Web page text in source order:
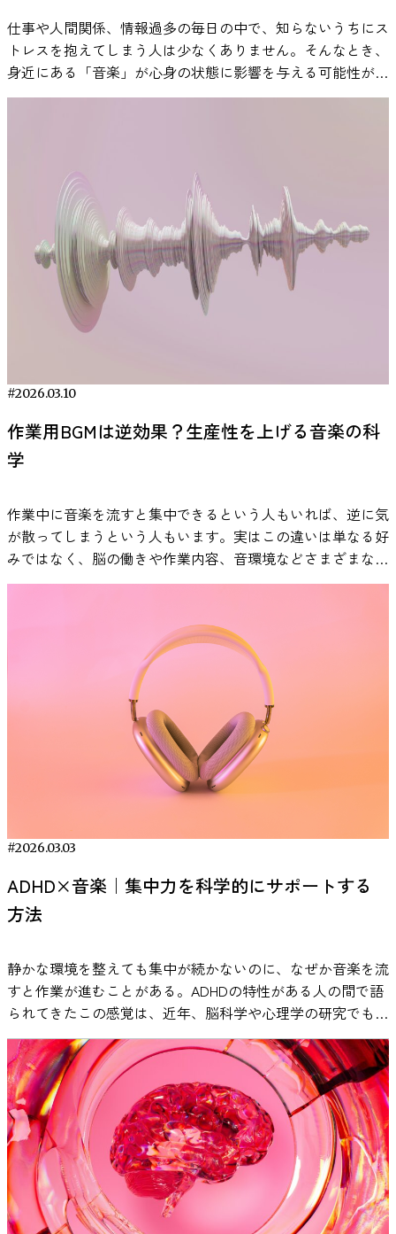
Lonsdale, A. J., & North, A. C. (2011). Why do we listen to
music? A uses and gratifications analysis. British Journal of
Psychology, 102(1), 108–134.
https://pubmed.ncbi.nlm.nih.gov/21241288/ 通勤・通学中に
が、気分の調整や心理状態の安定と関係する可能性が指摘さ
れています。 都市生活の移動環境では、混雑や騒音などに
よって心理的負担が生じる場合があります。こうした状況で
音楽を聴くことは、周囲の環境音から注意をそらし、自分の
内面的な感情に集中する手段として利用されることがありま
す。実際、日常的な音楽利用を調査した研究では、移動中の
音楽視聴が気分の改善や感情調整の目的で使用されるケース
利用されることがあります。認知心理学や音楽心理学の研究
中感に関係する可能性が調べられています。 たとえば、作
業中の音環境を調査した研究では、音楽が完全な無音状態と
立ちにくくなる場合があり、その結果として作業環境の快適
性が変化する可能性があります。 ただし、音楽が集中に与
える影響は、作業内容や個人差によって異なることも報告さ
れています。特に言語を扱う作業では歌詞のある音楽が注意
ル音楽などが用いられることもあります。 こちらの記事も
音楽の関係についても研究が進められています。睡眠研究の
分野では、就寝前に音楽を聴く習慣が睡眠前の心理状態に関
連する可能性が報告されています。 いくつかの研究では、
就寝前に落ち着いた音楽を聴くことによって、主観的な睡眠
の質や入眠までの時間に変化が見られる場合があることが示
へ移行し、就寝前の精神的緊張が和らぐ可能性があると考え
られています。 実験研究では、数週間にわたり就寝前に音
楽を聴く習慣を取り入れた参加者の睡眠評価が変化した例も
報告されています。こうした結果から、音楽は睡眠前のリラ
ックス習慣の一つとして研究されています。 参考：Harmat,
quality in students with sleep complaints. Journal of Advanced
Nursing, 62(3), 327–
335.https://pubmed.ncbi.nlm.nih.gov/18426457/ 瞑想や呼吸
リラクゼーション技法と組み合わせて利用されることもあり
ます。瞑想研究では、呼吸や注意の集中を促す補助的な刺激
として音楽が使われる場合があります。 リラクゼーション
法の研究では、呼吸のリズムや身体の感覚に注意を向けるこ
とで心理的緊張が変化する可能性が報告されています。音楽
はこうした実践の中で、一定のリズムや静かな音環境を提供
する要素として用いられることがあります。 特にガイド付
き瞑想やリラクゼーションプログラムでは、背景音として穏
やかな音楽や環境音が使用されることがあり、注意の集中や
やすくなると感じるのは、環境と行動が関連づけられるため
と説明されることがあります。 音環境も同様に、特定の音
を聞くと作業モードに入りやすくなると感じる人がいます。
これは、音そのものの効果というよりも、「その音を聞くと
始のきっかけとして機能する可能性があります。 こちらの
記事もチェック：ビールを好きになる脳の仕組みとは？ 自
分に合った作業用BGMを見つける方法 ここまで見てきたよ
うに、作業用BGMの効果は「どの音楽が一番良いか」とい
う単純な問題ではありません。研究でも示されている通り、
音環境が与える影響は作業内容や個人の特性、さらには音の
聞こえ方によって変わる可能性があります。 そのため、自
になります。 音質によって集中しやすさが変わることがあ
験に影響します。音質とは、音の解像度や広がり、細かな音
の再現性などを含む概念です。 圧縮率の高い音源では細か
す。こうした違いは必ずしも作業効率を直接左右するもので
はありませんが、長時間音を聞き続ける作業環境では、聞き
疲れの感じ方などに影響する可能性があります。 そのた
め、作業用BGMを習慣的に利用する場合は、音源や再生環
業用BGMを選ぶ際、多くの場合はプレイリストやジャンル
を基準に選ばれます。しかし近年では、音楽の効果を主観で
はなく生体データをもとに検証するアプローチも登場してい
VIE Tunesは、音楽を聴いたときの脳の状態を測定し、その
変化を分析することで効果が確認された楽曲のみを「ニュー
ロミュージック」として配信している音楽サービスです。
2023年に海外の学術誌 Frontiers に論文が採択されています
（Chang et al., 2023）。この研究では、脳波データを用いて
音楽による脳状態の変化を分析する試みが報告されていま
す。 サービスの利用方法もシンプルで、ユーザーは
「SLEEP」「FOCUS」「CHILL」「ZONE」など、目的とす
される仕組みになっています。 作業用BGMを探す際には、
ジャンルやプレイリストだけでなく、こうした脳の状態に着
目した音楽サービスを選択肢として検討する方法もありま
業環境を見つけやすくなる可能性があります。 VIE Tunesは
現在、アプリからの無料体験が可能です。 ・iOS ・Android
まとめ｜作業用BGMの効果を正しく使えば、生産性は確実
に変わる 作業用BGMは、単に「集中できる音楽」を探すだ
けのものではありません。研究を見ても、音楽そのものが直
接的に生産性を高めると断定できるわけではなく、作業内容
や個人特性、音環境との関係によって影響の出方が変わるこ
とが示されています。 重要なのは、「どの音楽が一番良い
か」ではなく、どのような作業をしているのか、どの程度の
分が本当に欲しいご褒美をリストアップしてみてはいかがで
しょうか。その小さな選択が、脳をフル回転させる推進力に
なるかもしれません。 今回紹介した論文
Dewaele, J.,
af=R#d1e157
秘密は「情熱の質」だった トルコの研究チームは、防衛産
業に従事する401名の社会人を対象に調査を行い、職場で上
司や同僚から妨害・嫌がらせ（ソーシャル・アンダーマイニ
ング）を受けた経験と、各人の仕事への情熱タイプ、そして
「この職場を辞めたいと思う気持ち」（退職意向）との関係
まず大前提として、上司からであれ同僚からであれ、職場で
妨害行為を受けると退職したい気持ちは有意に高まることが
確認されました。これは従来の研究結果とも一致する部分で
すが、特に上司からの嫌がらせは退職意向との結びつきが強
く、部下に対する上司の態度が社員の会社への留まり方針を
大きく左右することが示されました。 一方、同僚からの嫌
がらせも社員同士の関係悪化を通じて着実に「職場に居たく
ない」という思いを高める結果が出ています。 情熱タイプ
って大きく変わった点です。調和型パッションを持つ人は、
くほど弱まり、「辞めたい」と感じにくくなることがわかり
ました。 統計的にも、調和型パッションの高いグループで
縮小しており、情熱がストレスに対する防波堤のように働い
ているのが確認されています。 理不尽な場面に直面して
も、「それでもこの仕事が好きだ」「自分にとって意味のあ
る仕事だから続けたい」という内側からの動機づけが、気持
く逆の傾向が見られました。ネガティブな行動を受けると、
その影響が増幅し、「もう続けられない」と感じやすくなる
のです。統計的にも、強迫型パッションの高いグループで
は、妨害と退職意向の結びつきがさらに強まり、情熱が低い
人よりも急激に「辞めたい気持ち」が高まることが確認され
いう思いに支えられているからこそ、妨害を受けたときに怒
りや失望が大きくなり、強い逃避反応につながってしまうの
が増えてしまうという、どこか皮肉な結果が浮かび上がって
います。 脳と心理から見る「情熱」の不思議な効能 では、
なぜ情熱のタイプによってストレスへの強さが変わるのでし
ょうか。その理由は、心理学の理論である自己決定理論によ
って説明できるかもしれません。この理論では、人が健やか
う感覚や、仕事をうまくやれているという手応え、周囲との
つながりを感じられることなど、いくつかの基本的欲求が満
たされていることが重要だとされています。 調和型パッシ
ョンは、こうした欲求が自然に満たされている状態で生まれ
る情熱です。だからこそ、仕事で壁にぶつかっても心の土台
がしっかりしており、ストレスによって大きく揺さぶられに
くい特徴があります。 一方で、義務感やプレッシャーに突
き動かされる強迫型パッションでは、これらの欲求が十分に
満たされていないことが多く、ちょっとした不安やネガティ
ブな出来事に敏感に反応してしまいやすいのです。 脳科学
が示す調和型 vs 強迫型の違い 脳科学的な観点でみると、調
和型パッションは、心理的な満足感（報酬）を高め、結果と
的発見を超え、社会の未来に直結する大きな示唆を与えてい
るといえるでしょう。 今回紹介した論文
André Hajek,
Snorri Bjorn Rafnsson, Razak M. Gyasi, Hans-Helmut König
Wealth, income and dementia in Germany: longitudinal findings
025-24239-1
と思った瞬間から『5・4・3・2・1』とカウントダウンし、
ゼロになったらすぐに動くことで、不安や迷いの感情が膨ら
む前に、最初の小さな一歩を踏み出すことができます。 こ
れは、理性（前頭前皮質）が感情（扁桃体）のブレーキに負
「処理が難しい情報」として認識されやすく、認知的負荷
（cognitive load）が増すことで、行動を起こす意欲が低下し
ます。これは、タスクが曖昧であるほど「どこから手をつけ
てよいかわからない」と感じ、脳の前帯状皮質（ぜんたいじ
ょうひしつ）がエラー検出反応を強めてしまうためです。
このような状況を回避するには、タスクを具体的で小さなス
テップに分解する「タスクの細分化」が有効です。たとえば
「レポートを書く」という大まかな目標を、「テーマを決め
ルを大幅に下げることができます。 さらに、小さな目標を1
が加わり、ドーパミンが分泌されるとされています。これに
より達成感や満足感が得られ、次の行動へのやる気が自然と
｜感覚刺激で脳を活性化させる 音楽や香りといった「感覚
刺激」は、やる気や集中力に対して即効性のあるアプローチ
として知られています。これらは、脳の覚醒レベルや感情調
整機能に直接働きかけるため、短時間で気分を切り替える手
に示されています。Salimpoor et al. (2011)の研究では、音楽
を聴いている際に2段階でドーパミンが放出されることが明
らかになりました。 まず、好きな曲の盛り上がりを『予
測』している段階でドーパミンが分泌され、ワクワクした気
持ちが生まれます。そして、実際にその曲のクライマックス
に差し掛かり、強い快感を感じた際に、さらにもう一度ドー
パミンが放出されます。 この『期待』と『実際の快感』と
いう2段階の報酬が、音楽を聴くことの喜びにつながってい
じて、脳の大脳辺縁系（特に扁桃体や海馬）に直接信号を送
憶、ストレス反応を司る領域と強く結びついているため、精
神的なリフレッシュや集中力向上に効果を発揮します。 参
考：Salimpoor, V. N., Benovoy, M., Larcher, K., Dagher, A., &
during anticipation and experience of peak emotion to music.
Nature Neuroscience, 14(2), 257–262.
https://doi.org/10.1038/nn.2726 できたことリスト｜自己肯
定感を回復させる習慣 「やる気が出ない」と感じるとき、
多くの人は無意識に自分を責めたり、「自分はダメだ」と否
定的な思考に陥りがちです。このような思考パターンは、自
己効力感（自分にはできるという感覚）を下げ、さらなる無
気力状態を招くリスクがあります。 そのようなときに有効
なのが、「できたことリスト（Done List）」を記録する習
慣です。これは、1日の終わりに「自分が実際にやったこ
と」を箇条書きで書き出すだけのシンプルな方法ですが、心
理学的にはポジティブな自己認知を強化する認知行動療法的
仕事や人間関係、情報過多の毎日の中で、知らないうちにス
トレスを抱えてしまう人は少なくありません。そんなとき、
身近にある「音楽」が心身の状態に影響を与える可能性があ
ることが、近年の研究で報告されています。 音楽は特別な
や、日常で取り入れやすい活用方法について紹介します。
研究で明らかになった音楽によるストレス軽減効果 音楽が
ストレスに影響を与える可能性については、心理学や医学の
分野で数多くの研究が行われてきました。近年の研究では、
音楽を聴くことが心理的なリラックス感だけでなく、ストレ
スに関わる生理反応にも関係する可能性があることが報告さ
れています。 人間がストレスを感じたとき、体内では自律
神経系と内分泌系が連動して反応します。特に重要な役割を
軸」と呼ばれるストレス反応システムです。この仕組みによ
ってコルチゾールなどのストレス関連ホルモンが分泌され、
心拍数の上昇や緊張などの反応が引き起こされます。 音楽
は、このようなストレス反応に関係する心理生物学的システ
ムに影響を与える可能性がある刺激として研究されていま
の回復過程に違いが見られることが報告されており、音楽が
ストレス管理の補助的な手段として注目されています。 参
考：Thoma, M. V., La Marca, R., Brönnimann, R., Finkel, L.,
Ehlert, U., & Nater, U. M. (2013). The effect of music on the
e70156.https://www.ncbi.nlm.nih.gov/pmc/articles/
音楽が人間のストレス反応に与える影響を調べた研究 音楽
とストレス反応の関係を検証した研究として、2013年に発表
された「The effect of music on the human stress
response」という論文があります。この研究では、健康な
成人女性60名を対象に、音楽がストレス反応にどのような影
響を与えるかが実験的に調査されました。 研究では、参加
者に心理的ストレスを誘発する実験として知られる「Trier
Social Stress Test（TSST）」が実施されました。このテス
ストレスを生じさせる実験手法として広く用いられていま
割り当てられました。一つはリラックスできる音楽を聴く条
件、もう一つは水の流れる音といった自然音を聴く条件、そ
究者はストレス反応を評価するために、唾液中のコルチゾー
ルや唾液αアミラーゼといった生理指標、さらに心拍数や主
観的なストレス評価などを測定しました。 その結果、音楽
を聴いたグループでは、ストレス課題の後に自律神経系の反
応が回復する過程に特徴的な違いが見られました。特に唾液
αアミラーゼの値については、音楽を聴いた参加者のほうが
比較的早く基準値へ戻る傾向が確認されました。研究者はこ
の結果から、音楽の聴取が人間の心理生物学的ストレスシス
テムに影響を与える可能性があると結論づけています。 ス
トレスについては、こちらの記事でも詳しく説明していま
す。 ・私たちはなぜ緊張するのか？：緊張のメカニズムと
コントロール方法 医療分野で音楽療法が活用されている理
由 音楽は娯楽としてだけでなく、医療分野でも補助的な介
#2026.03.10
作業用BGMは逆効果？生産性を上げる音楽の科
学
作業中に音楽を流すと集中できるという人もいれば、逆に気
が散ってしまうという人もいます。実はこの違いは単なる好
みではなく、脳の働きや作業内容、音環境などさまざまな要
因と関係している可能性があります。 本記事では、研究論
法を科学的な視点から解説します。 作業用BGMの効果は本
当にある？科学研究からわかっている事実 「作業用BGMに
は本当に効果があるのか？」という疑問は、多くの人が一度
は抱いたことがあるのではないでしょうか。結論から言え
ば、作業用BGMの効果は“条件付きで確認されている”という
のが、現在の科学的な見解です。 音楽が人間の脳や感情に
影響を与えることは、多くの心理学・神経科学研究で示され
ています。ただし、すべての作業に一律で効果があるわけで
はありません。音楽の種類や作業内容、個人差によって結果
ている事実をもとに、作業用BGMの効果を整理します。 作
とは、神経科学の分野で広く研究されています。 たとえ
ば、音楽を聴くことで報酬系に関わる脳部位（側坐核など）
す。これは、Salimpoorら（2011）の研究で示されており、
音楽体験が神経化学的な反応を引き起こすことが明らかにな
っています。 ドーパミンは「快感」や「動機づけ」に関与
する神経伝達物質として知られています。 ここで重要なの
は、「どの音楽でも同じ反応が起きるわけではない」という
点です。研究では、本人が好ましいと感じる音楽を聴いたと
きに、より強い報酬系の反応が観察されています。 そのた
め、自分にとって心地よいと感じる音楽が気分を変化させ、
その結果として作業への取り組みやすさに影響する可能性が
あります。 生産性が向上するメカニズム 作業用BGMの効果
は、主に次の2つのメカニズムで説明されています。 1. 外部
ノイズのマスキング効果 音楽には、周囲の雑音を覆い隠す
「マスキング効果」があります。特にオープンオフィスのよ
#2026.03.03
ADHD×音楽｜集中力を科学的にサポートする
方法
静かな環境を整えても集中が続かないのに、なぜか音楽を流
すと作業が進むことがある。ADHDの特性がある人の間で語
られてきたこの感覚は、近年、脳科学や心理学の研究でも検
証が進んでいます。歌詞は本当に邪魔になるのか。ホワイト
ノイズはなぜ効果があると言われるのか。 本記事では、一
次研究のデータと実証例をもとに、ADHDと音楽の関係を整
理し、勉強や仕事にどう活かせるのかを探ります。 ADHDの
集中力に音楽は影響する？研究でわかっていること 静かな
場所で勉強や仕事をしていると、かえって落ち着かず、音楽
を流したほうが作業が進むと感じる人は少なくありません。
とくにADHDの特性がある場合、「無音よりも少し音があっ
たほうが集中しやすい」と語られることがあります。 こう
RANKING